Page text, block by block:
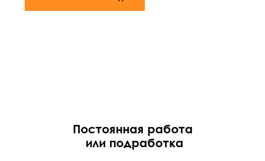
Постоянная работа
или подработка